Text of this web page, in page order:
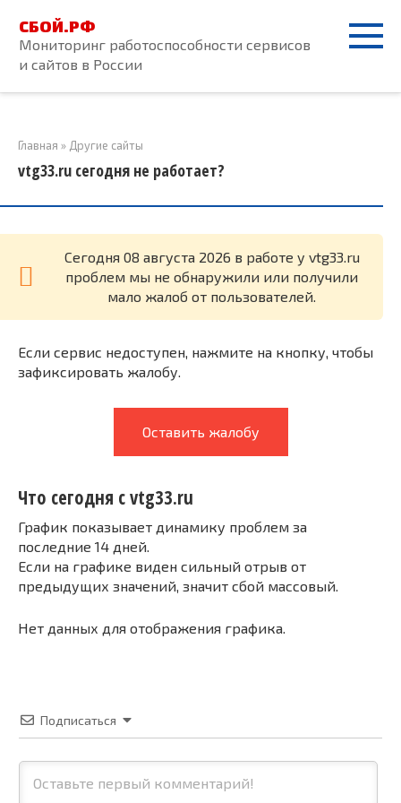
контенту
СБОЙ.РФ
Мониторинг работоспособности сервисов
и сайтов в России
Главная » Другие сайты
vtg33.ru сегодня не работает?
Cегодня 08 августа 2026 в работе у vtg33.ru
проблем мы не обнаружили или получили
мало жалоб от пользователей.
Если сервис недоступен, нажмите на кнопку, чтобы
зафиксировать жалобу.
Оставить жалобу
Что сегодня с vtg33.ru
График показывает динамику проблем за
последние 14 дней.
Если на графике виден сильный отрыв от
предыдущих значений, значит сбой массовый.
Нет данных для отображения графика.
Подписаться